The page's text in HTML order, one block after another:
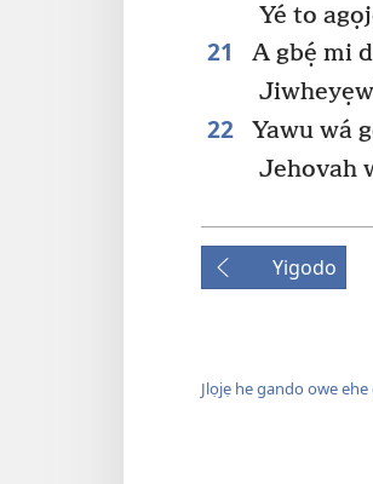
Yé to
21
A gbẹ́ mi
22
Yawu wá
Jehovah
Yigodo
Jlọjẹ he gando owe ehe